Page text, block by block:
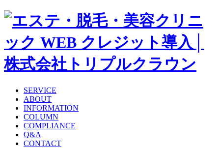
SERVICE
ABOUT
INFORMATION
COLUMN
COMPLIANCE
Q&A
CONTACT